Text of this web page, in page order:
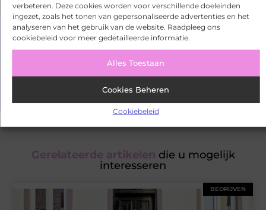
verbeteren. Deze cookies worden voor verschillende doeleinden
ingezet, zoals het tonen van gepersonaliseerde advertenties en het
analyseren van het gebruik van de website. Raadpleeg ons
cookiebeleid voor meer gedetailleerde informatie.
Alles Toestaan
Cookies Beheren
Cookiebeleid
Had je deze artikelen al gelezen?
Ontdek de fascinerende en intrigerende verhalen die we te
bieden hebben en mis onze artikelen niet. Verdiep je in
verschillende onderwerpen en blijf goed geïnformeerd!
Gerelateerde artikelen die u mogelijk
interesseren
BEDRIJVEN